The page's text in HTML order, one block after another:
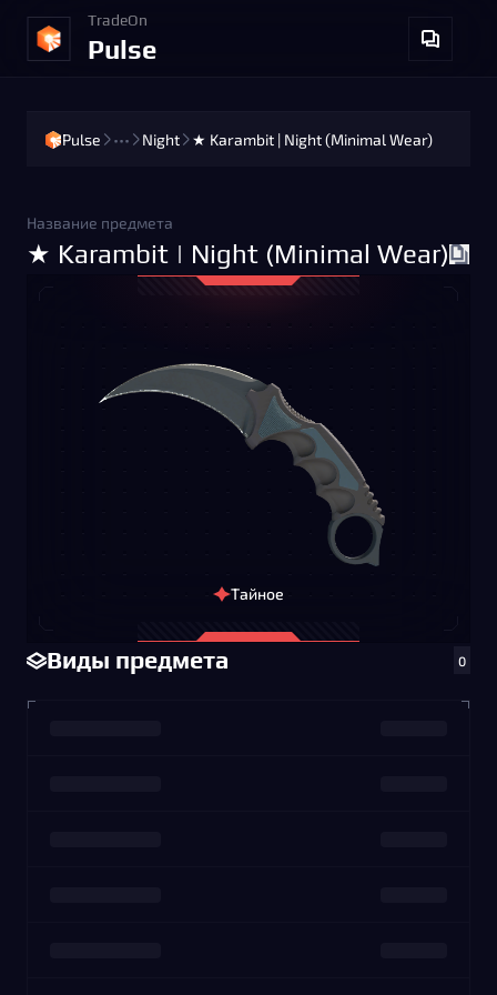
TradeOn
Pulse
Pulse ••• Night ★ Karambit | Night (Minimal Wear)
Тайное
Виды предмета 0
Название предмета
★ Karambit | Night (Minimal Wear)